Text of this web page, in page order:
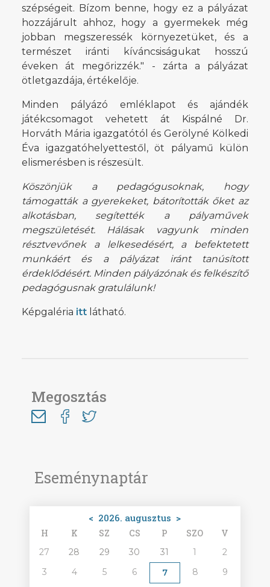
Eseménynaptár
< 2026. augusztus >
H K SZ CS P SZO V
27 28 29 30 31 1
2
3
4 5 6 7 8
9
szépségeit. Bízom benne, hogy ez a pályázat
hozzájárult ahhoz, hogy a gyermekek még
jobban megszeressék környezetüket, és a
természet iránti kíváncsiságukat hosszú
éveken át megőrizzék." - zárta a pályázat
ötletgazdája, értékelője.
Minden pályázó emléklapot és ajándék
játékcsomagot vehetett át Kispálné Dr.
Horváth Mária igazgatótól és Gerölyné Kölkedi
Éva igazgatóhelyettestől, öt pályamű külön
elismerésben is részesült.
Köszönjük a pedagógusoknak, hogy
támogatták a gyerekeket, bátorították őket az
alkotásban, segítették a pályaművek
megszületését. Hálásak vagyunk minden
résztvevőnek a lelkesedésért, a befektetett
munkáért és a pályázat iránt tanúsított
érdeklődésért. Minden pályázónak és felkészítő
pedagógusnak gratulálunk!
Képgaléria itt látható.
Megosztás